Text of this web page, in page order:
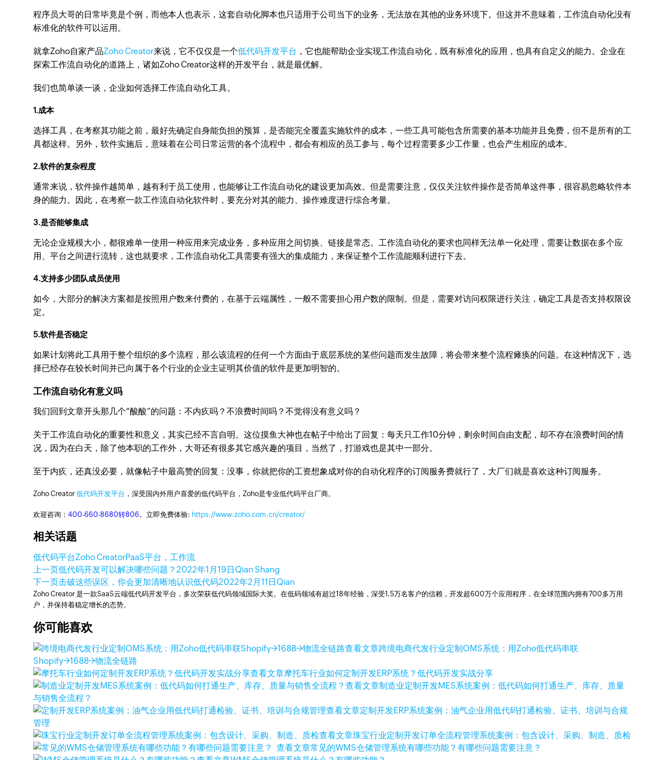
程序员大哥的日常毕竟是个例，而他本人也表示，这套自动化脚本也只适用于公司当下的业务，无法放在其他的业务环境下。但这并不意味着，工作流自动化没有
标准化的软件可以运用。
就拿Zoho自家产品Zoho Creator来说，它不仅仅是一个低代码开发平台 ，它也能帮助企业实现工作流自动化，既有标准化的应用，也具有自定义的能力。企业在
探索工作流自动化的道路上，诸如Zoho Creator这样的开发平台，就是最优解。
我们也简单谈一谈，企业如何选择工作流自动化工具。
1.成本
选择工具，在考察其功能之前，最好先确定自身能负担的预算，是否能完全覆盖实施软件的成本，一些工具可能包含所需要的基本功能并且免费，但不是所有的工
具都这样。另外，软件实施后，意味着在公司日常运营的各个流程中，都会有相应的员工参与，每个过程需要多少工作量，也会产生相应的成本。
2.软件的复杂程度
通常来说，软件操作越简单，越有利于员工使用，也能够让工作流自动化的建设更加高效。但是需要注意，仅仅关注软件操作是否简单这件事，很容易忽略软件本
身的能力。因此，在考察一款工作流自动化软件时，要充分对其的能力、操作难度进行综合考量。
3.是否能够集成
无论企业规模大小，都很难单一使用一种应用来完成业务，多种应用之间切换、链接是常态。工作流自动化的要求也同样无法单一化处理，需要让数据在多个应
用、平台之间进行流转，这也就要求，工作流自动化工具需要有强大的集成能力，来保证整个工作流能顺利进行下去。
4.支持多少团队成员使用
如今，大部分的解决方案都是按照用户数来付费的，在基于云端属性，一般不需要担心用户数的限制。但是，需要对访问权限进行关注，确定工具是否支持权限设
定。
5.软件是否稳定
如果计划将此工具用于整个组织的多个流程，那么该流程的任何一个方面由于底层系统的某些问题而发生故障，将会带来整个流程瘫痪的问题。在这种情况下，选
择已经存在较长时间并已向属于各个行业的企业主证明其价值的软件是更加明智的。
工作流自动化有意义吗
我们回到文章开头那几个“酸酸”的问题：不内疚吗？不浪费时间吗？不觉得没有意义吗？
关于工作流自动化的重要性和意义，其实已经不言自明。这位摸鱼大神也在帖子中给出了回复：每天只工作10分钟，剩余时间自由支配，却不存在浪费时间的情
况，因为在白天，除了他本职的工作外，大哥还有很多其它感兴趣的项目，当然了，打游戏也是其中一部分。
至于内疚，还真没必要，就像帖子中最高赞的回复：没事，你就把你的工资想象成对你的自动化程序的订阅服务费就行了，大厂们就是喜欢这种订阅服务。
Zoho Creator低代码开发平台 ，深受国内外用户喜爱的低代码平台，Zoho是专业低代码平台厂商。
欢迎咨询：400-660-8680转806。立即免费体验: https://www.zoho.com.cn/creator/
相关话题
低代码平台Zoho CreatorPaaS平台，工作流
上一页低代码开发可以解决哪些问题？2022年1月19日 Qian Shang
下一页击破这些误区，你会更加清晰地认识低代码2022年2月11日 Qian
Zoho Creator 是一款SaaS云端低代码开发平台，多次荣获低代码领域国际大奖。在低码领域有超过18年经验，深受1.5万名客户的信赖，开发超600万个应用程序，在全球范围内拥有700多万用
户，并保持着稳定增长的态势。
你可能喜欢
查看文章跨境电商代发行业定制OMS系统：用Zoho低代码串联
Shopify→1688→物流全链路
查看文章摩托车行业如何定制开发ERP系统？低代码开发实战分享
查看文章制造业定制开发MES系统案例：低代码如何打通生产、库存、质量
与销售全流程？
查看文章定制开发ERP系统案例：油气企业用低代码打通检验、证书、培训与合规
管理
查看文章珠宝行业定制开发订单全流程管理系统案例：包含设计、采购、制造、质检
查看文章常见的WMS仓储管理系统有哪些功能？有哪些问题需要注意？